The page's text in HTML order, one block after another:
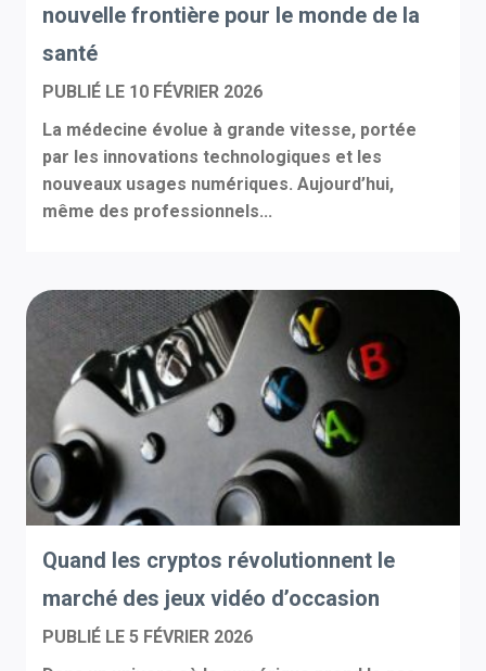
nouvelle frontière pour le monde de la
santé
PUBLIÉ LE 10 FÉVRIER 2026
La médecine évolue à grande vitesse, portée
par les innovations technologiques et les
nouveaux usages numériques. Aujourd’hui,
même des professionnels...
Quand les cryptos révolutionnent le
marché des jeux vidéo d’occasion
PUBLIÉ LE 5 FÉVRIER 2026